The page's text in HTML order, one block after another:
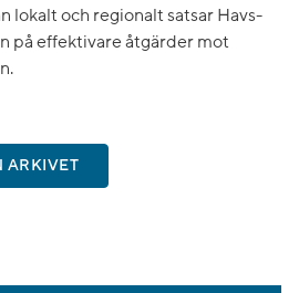
lokalt och regionalt satsar Havs-
på effektivare åtgärder mot
ARKIVET